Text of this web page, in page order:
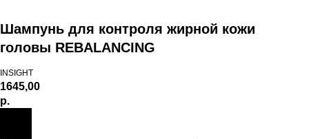
Шампунь для контроля жирной кожи
головы REBALANCING
INSIGHT
1645,00
р.